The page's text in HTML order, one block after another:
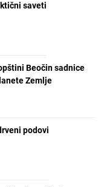
saveti
Beočin sadnice
Zemlje
podovi